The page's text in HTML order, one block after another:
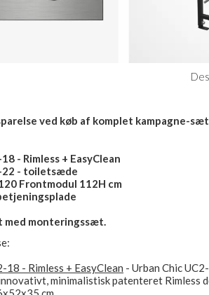
ved køb af komplet kampagne-
- Rimless + EasyClean
22 - toiletsæde
Frontmodul 112H cm
med monteringssæt.
18 - Rimless + EasyClean - Urban Chic
minimalistisk patenteret Rimless